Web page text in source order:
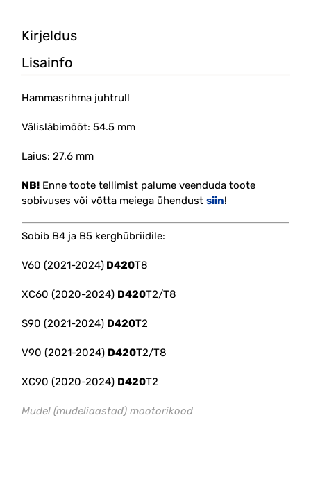
Kirjeldus
Lisainfo
Hammasrihma juhtrull
Välisläbimõõt: 54.5 mm
Laius: 27.6 mm
NB! Enne toote tellimist palume veenduda toote
sobivuses või võtta meiega ühendust siin!
Sobib B4 ja B5 kerghübriidile:
V60 (2021-2024) D420T8
XC60 (2020-2024) D420T2/T8
S90 (2021-2024) D420T2
V90 (2021-2024) D420T2/T8
XC90 (2020-2024) D420T2
Mudel (mudeliaastad) mootorikood